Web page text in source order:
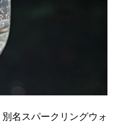
名スパークリングウォ